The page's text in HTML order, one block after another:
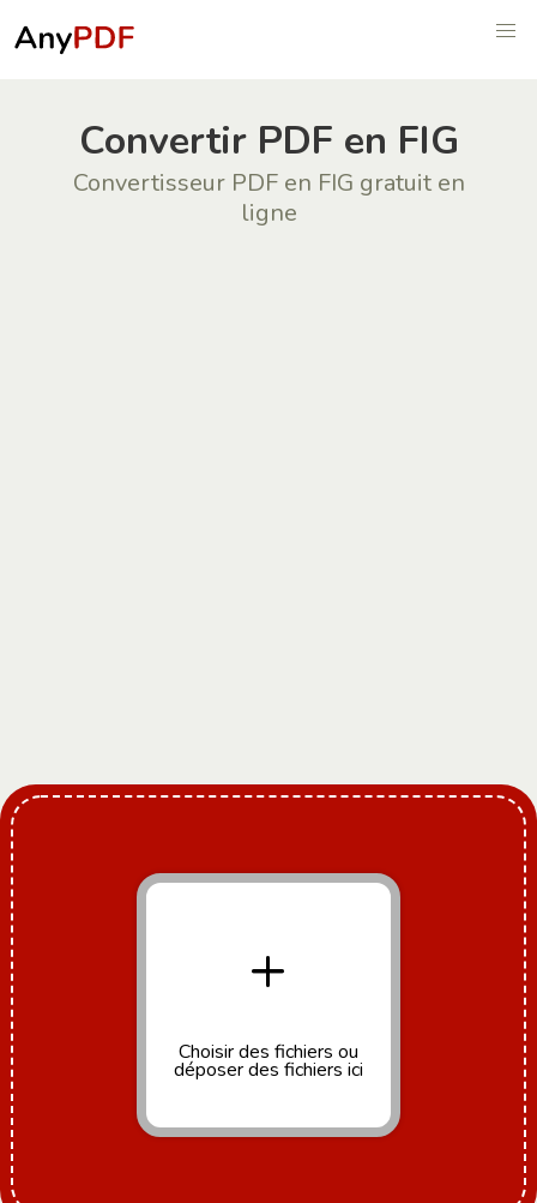
Convertir PDF en FIG
Convertisseur PDF en FIG gratuit en
ligne
+
Choisir des fichiers ou
déposer des fichiers ici